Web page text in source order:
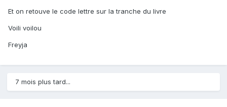
Et on retouve le code lettre sur la tranche du livre
Voili voilou
Freyja
7 mois plus tard...